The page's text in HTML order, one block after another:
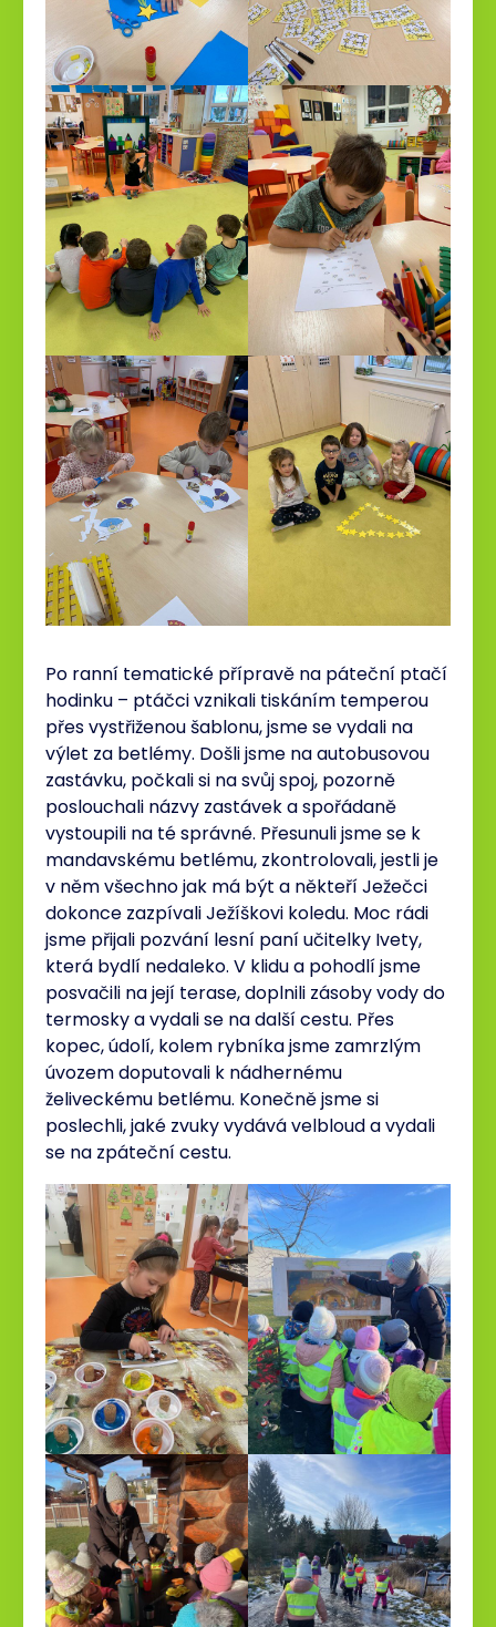
Po ranní tematické přípravě na páteční ptačí
hodinku – ptáčci vznikali tiskáním temperou
přes vystřiženou šablonu, jsme se vydali na
výlet za betlémy. Došli jsme na autobusovou
zastávku, počkali si na svůj spoj, pozorně
poslouchali názvy zastávek a spořádaně
vystoupili na té správné. Přesunuli jsme se k
mandavskému betlému, zkontrolovali, jestli je
v něm všechno jak má být a někteří Ježečci
dokonce zazpívali Ježíškovi koledu. Moc rádi
jsme přijali pozvání lesní paní učitelky Ivety,
která bydlí nedaleko. V klidu a pohodlí jsme
posvačili na její terase, doplnili zásoby vody do
termosky a vydali se na další cestu. Přes
kopec, údolí, kolem rybníka jsme zamrzlým
úvozem doputovali k nádhernému
želiveckému betlému. Konečně jsme si
poslechli, jaké zvuky vydává velbloud a vydali
se na zpáteční cestu.